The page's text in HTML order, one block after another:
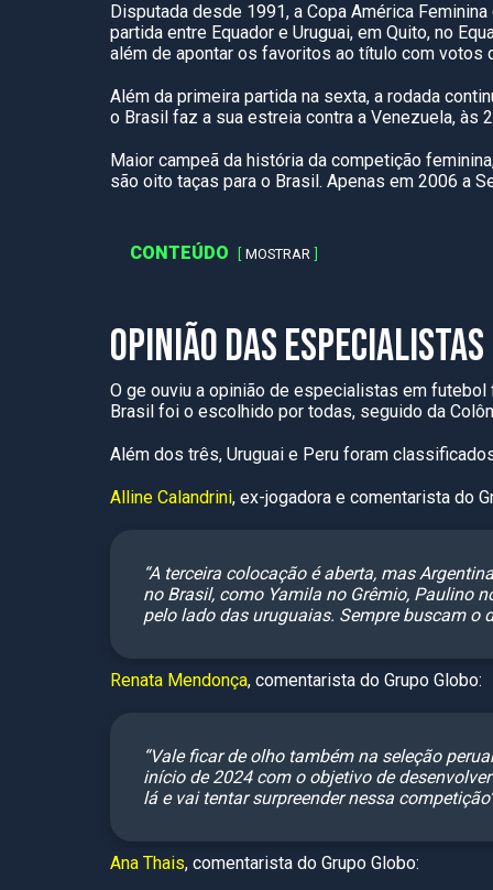
Disputada desde 1991, a Copa América
partida entre Equador e Uruguai, em Quito, no
além de apontar os favoritos ao título com votos
Além da primeira partida na sexta, a rodada
o Brasil faz a sua estreia contra a Venezuela, às
Maior campeã da história da competição
são oito taças para o Brasil. Apenas em 2006 a
CONTEÚDO MOSTRAR
OPINIÃO DAS ESPECIALISTAS
O ge ouviu a opinião de especialistas em
Brasil foi o escolhido por todas, seguido da
Além dos três, Uruguai e Peru foram
Alline Calandrini, ex-jogadora e comentarista do
“A terceira colocação é aberta, mas
no Brasil, como Yamila no Grêmio, Paulino
pelo lado das uruguaias. Sempre buscam o
Renata Mendonça, comentarista do Grupo Globo:
“Vale ficar de olho também na seleção
início de 2024 com o objetivo de
lá e vai tentar surpreender nessa
Ana Thais, comentarista do Grupo Globo: